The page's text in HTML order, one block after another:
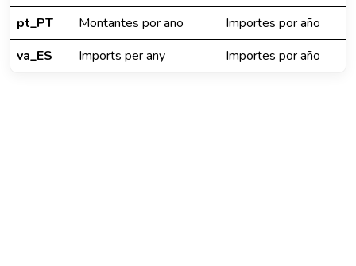
pt_PT
Montantes por ano
Importes por año
va_ES
Imports per any Importes por año